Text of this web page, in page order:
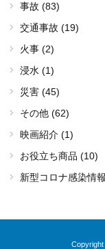
事故 (83)
交通事故 (19)
火事 (2)
浸水 (1)
災害 (45)
その他 (62)
映画紹介 (1)
お役立ち商品 (10)
新型コロナ感染情